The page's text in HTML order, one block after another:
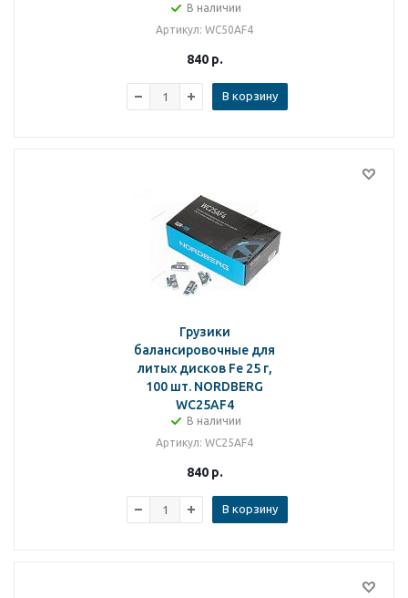
В наличии
Артикул: WC50AF4
840р.
В корзину
Грузики
балансировочные для
литых дисков Fe 25 г,
100 шт. NORDBERG
WC25AF4
В наличии
Артикул: WC25AF4
840р.
В корзину